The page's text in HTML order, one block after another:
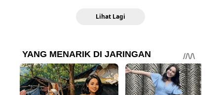
Lihat Lagi